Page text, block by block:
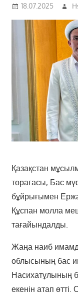
18.07.2025
Қазақстан
төрағасы, Бас
бұйрығымен
Құспан молла
тағайындалды.
Жаңа наиб
облысының бас
Насихатұлының
екенін атап өтті.